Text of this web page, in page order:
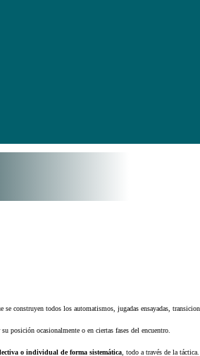
se construyen todos los automatismos, jugadas ensayadas,
posición ocasionalmente o en ciertas fases del encuentro.
o individual de forma sistemática , todo a través de la táctica.